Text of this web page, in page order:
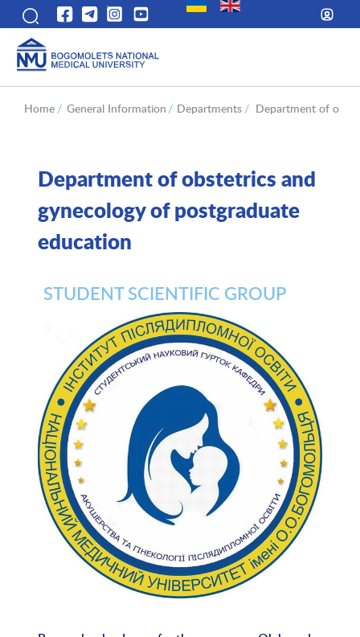
Home / General Information / Departments / Department of
Department of obstetrics and
gynecology of postgraduate
education
STUDENT SCIENTIFIC GROUP